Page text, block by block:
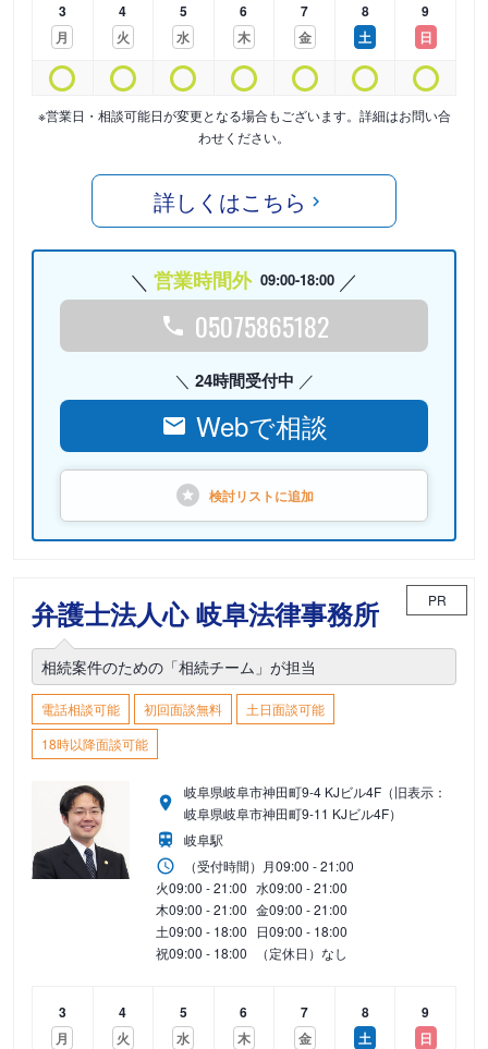
3
月
4
火
5
水
6
木
7
金
8
土
9
日
※営業日・相談可能日が変更となる場合もございます。詳細はお問い合
わせください。
詳しくはこちら
営業時間外 09:00-18:00
05075865182
24時間受付中
Webで相談
検討リストに追加
弁護士法人心 岐阜法律事務所 PR
相続案件のための「相続チーム」が担当
電話相談可能 初回面談無料
土日面談可能
18時以降面談可能
岐阜県岐阜市神田町9-4 KJビル4F（旧表示：
岐阜県岐阜市神田町9-11 KJビル4F）
岐阜駅
（受付時間） 月09:00 - 21:00
火09:00 - 21:00 水09:00 - 21:00
木09:00 - 21:00 金09:00 - 21:00
土09:00 - 18:00 日09:00 - 18:00
祝09:00 - 18:00 （定休日）なし
3
月
4
火
5
水
6
木
7
金
8
土
9
日